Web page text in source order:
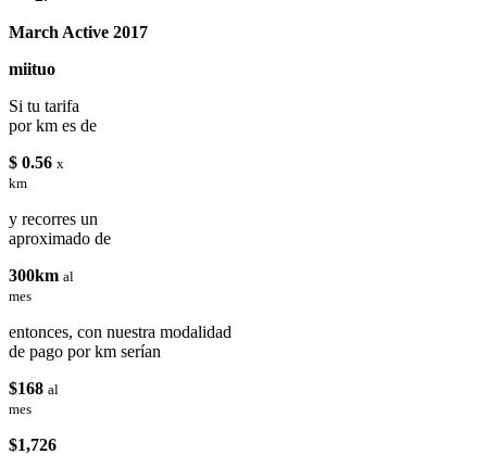
March Active 2017
miituo
Si tu tarifa
por km es de
$ 0.56 x
km
y recorres un
aproximado de
300km al
mes
entonces, con nuestra modalidad
de pago por km serían
$168 al
mes
$1,726